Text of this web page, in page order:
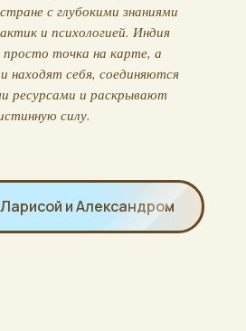
с глубокими знаниями
и психологией. Индия
просто точка на карте, а
находят себя, соединяются
ресурсами и раскрывают
силу.
и Александром